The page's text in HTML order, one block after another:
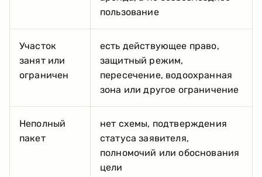
пользование
Участок
занят или
ограничен
есть действующее право,
защитный режим,
пересечение, водоохранная
зона или другое ограничение
Неполный
пакет
нет схемы, подтверждения
статуса заявителя,
полномочий или обоснования
цели